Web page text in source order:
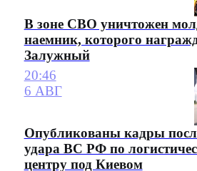
В зоне СВО уничтожен
наемник, которого
Залужный
20:46
6 АВГ
Опубликованы кадры
удара ВС РФ по
центру под Киевом